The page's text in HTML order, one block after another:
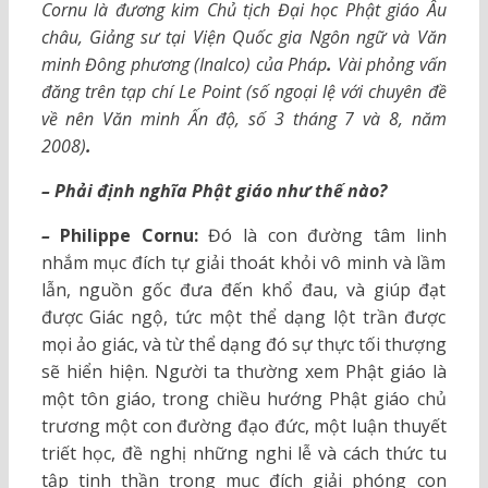
Cornu là đương kim Chủ tịch Đại học Phật giáo Âu
châu, Giảng sư tại Viện Quốc gia Ngôn ngữ và Văn
minh Đông phương (Inalco) của Pháp. Vài phỏng vấn
đăng trên tạp chí Le Point (số ngoại lệ với chuyên đề
về nên Văn minh Ấn độ, số 3 tháng 7 và 8, năm
2008).
– Phải định nghĩa Phật giáo như thế nào?
– Philippe Cornu:Đó là con đường tâm linh
nhắm mục đích tự giải thoát khỏi vô minh và lầm
lẫn, nguồn gốc đưa đến khổ đau, và giúp đạt
được Giác ngộ, tức một thể dạng lột trần được
mọi ảo giác, và từ thể dạng đó sự thực tối thượng
sẽ hiển hiện. Người ta thường xem Phật giáo là
một tôn giáo, trong chiều hướng Phật giáo chủ
trương một con đường đạo đức, một luận thuyết
triết học, đề nghị những nghi lễ và cách thức tu
tập tinh thần trong mục đích giải phóng con